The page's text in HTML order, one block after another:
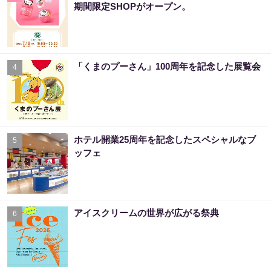
期間限定SHOPがオープン。
4 「くまのプーさん」100周年を記念した展覧会
5
ホテル開業25周年を記念したスペシャルなブ
ッフェ
6 アイスクリームの世界が広がる祭典